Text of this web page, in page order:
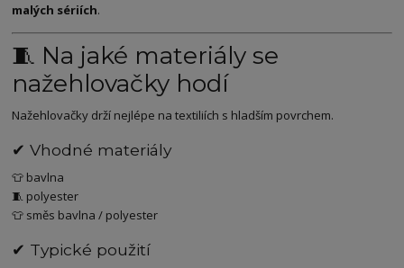
malých sériích.
🧵 Na jaké materiály se
nažehlovačky hodí
Nažehlovačky drží nejlépe na textiliích s hladším povrchem.
✔ Vhodné materiály
👕 bavlna
🧵 polyester
👕 směs bavlna / polyester
✔ Typické použití